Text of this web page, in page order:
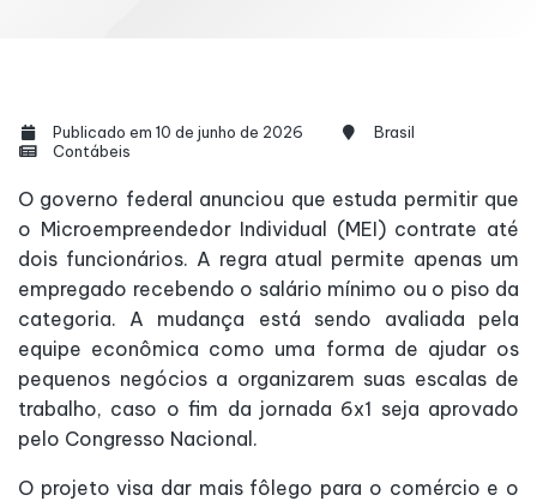
Publicado em 10 de junho de 2026
Brasil
Contábeis
O governo federal anunciou que estuda permitir que
o Microempreendedor Individual (MEI) contrate até
dois funcionários. A regra atual permite apenas um
empregado recebendo o salário mínimo ou o piso da
categoria. A mudança está sendo avaliada pela
equipe econômica como uma forma de ajudar os
pequenos negócios a organizarem suas escalas de
trabalho, caso o fim da jornada 6x1 seja aprovado
pelo Congresso Nacional.
O projeto visa dar mais fôlego para o comércio e o